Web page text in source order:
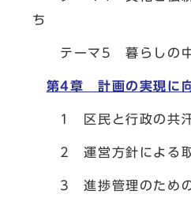
ち
テーマ5 暮らしの中
第4章 計画の実現に
1 区民と行政の共汗
2 運営方針による取
3 進捗管理のための